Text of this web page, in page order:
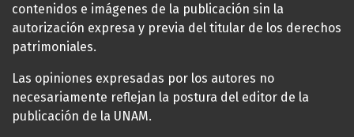
contenidos e imágenes de la publicación sin la
autorización expresa y previa del titular de los derechos
patrimoniales.
Las opiniones expresadas por los autores no
necesariamente reflejan la postura del editor de la
publicación de la UNAM.